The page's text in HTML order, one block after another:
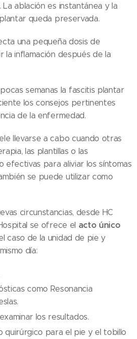
ablación es instantánea y la
queda preservada.
una pequeña dosis de
inflamación después de la
semanas la fascitis plantar
los consejos pertinentes
de la enfermedad.
llevarse a cabo cuando otras
las plantillas o las
efectivas para aliviar los síntomas
se puede utilizar como
circunstancias, desde HC
se ofrece el acto único
caso de la unidad de pie y
día:
como Resonancia
los resultados.
quirúrgico para el pie y el tobillo